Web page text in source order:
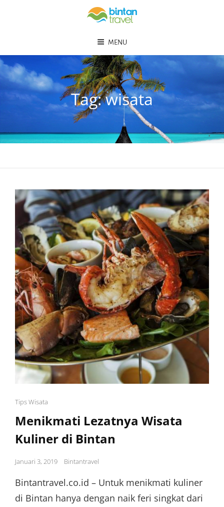
MENU
Tag:wisata
Cat
Tips Wisata
Menikmati Lezatnya Wisata
Kuliner di Bintan
Posted
Januari 3, 2019 Bintantravel
Bintantravel.co.id – Untuk menikmati kuliner
di Bintan hanya dengan naik feri singkat dari